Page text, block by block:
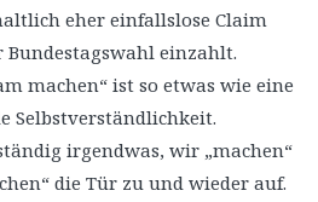
eher einfallslose Claim
Bundestagswahl einzahlt.
machen“ ist so etwas wie eine
Selbstverständlichkeit.
irgendwas, wir „machen“
die Tür zu und wieder auf.